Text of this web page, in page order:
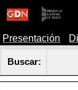
Presentación
Buscar: